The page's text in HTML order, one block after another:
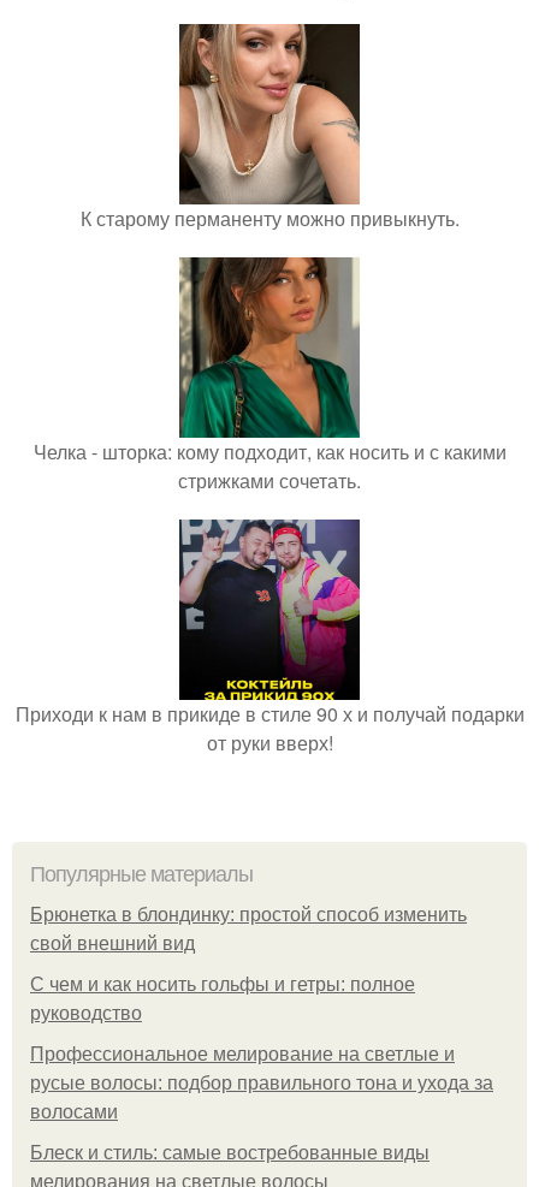
К старому перманенту можно привыкнуть.
Челка - шторка: кому подходит, как носить и с какими
стрижками сочетать.
Приходи к нам в прикиде в стиле 90 х и получай подарки
от руки вверх!
Популярные материалы
Брюнетка в блондинку: простой способ изменить
свой внешний вид
С чем и как носить гольфы и гетры: полное
руководство
Профессиональное мелирование на светлые и
русые волосы: подбор правильного тона и ухода за
волосами
Блеск и стиль: самые востребованные виды
мелирования на светлые волосы